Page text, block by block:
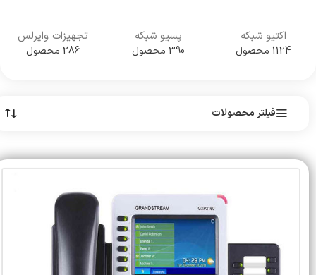
اکتیو شبکه
1124 محصول
پسیو شبکه
390 محصول
تجهیزات وایرلس
286 محصول
فیلتر محصولات